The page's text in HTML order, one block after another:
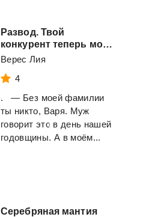
Развод. Твой
конкурент теперь мой босс
Верес Лия
4
. — Без моей фамилии
ты никто, Варя. Муж
говорит это в день нашей
годовщины. А в моём...
Серебряная мантия